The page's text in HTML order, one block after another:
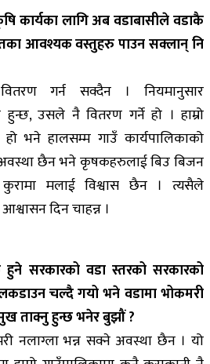
कार्यका लागि अब वडाबासीले वडाकै
आवश्यक वस्तुहरु पाउन सक्लान् नि
गर्न सक्दैन । नियमानुसार
उसले नै वितरण गर्ने हो । हाम्रो
भने हालसम्म गाउँ कार्यपालिकाको
छैन भने कृषकहरुलाई बिउ बिजन
मलाई विश्वास छैन । त्यसैले
दिन चाहन्न ।
सरकारको वडा स्तरको सरकारको
चल्दै गयो भने वडामा भोकमरी
ताक्नु हुन्छ भनेर बुझौं ?
नलाग्ला भन्न सक्ने अवस्था छैन । यो